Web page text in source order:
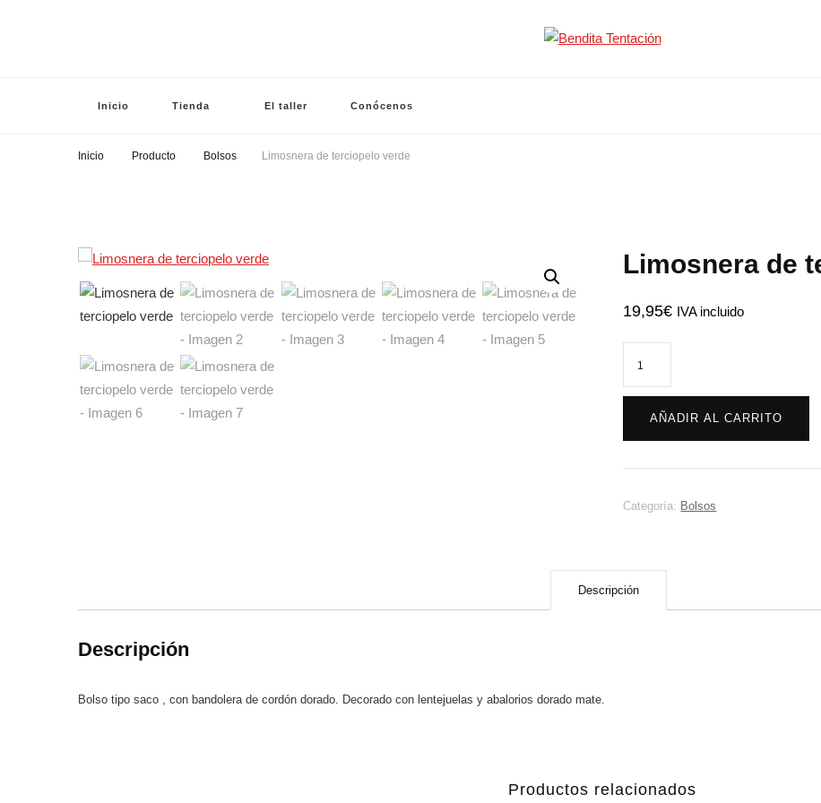
Inicio Tienda El taller Conócenos
Inicio Producto Bolsos Limosnera de terciopelo verde
Limosnera de
19,95€ IVA incluido
terciopelo
verde
cantidad
AÑADIR AL CARRITO
Categoría: Bolsos
Descripción
Descripción
Bolso tipo saco , con bandolera de cordón dorado. Decorado con lentejuelas y abalorios dorado mate. Medidas:
Productos relacionados